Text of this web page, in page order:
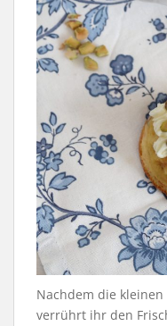
Nachdem die
verrührt ihr den